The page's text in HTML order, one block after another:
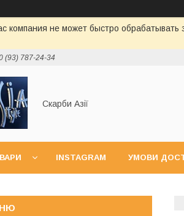
компания не может быстро
(93) 787-24-34
Скарби Азії
INSTAGRAM УМОВИ